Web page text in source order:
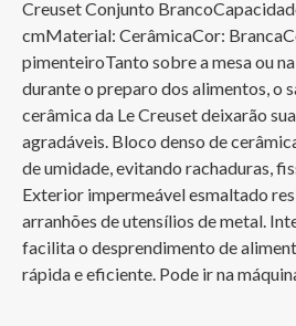
Creuset Conjunto
cmMaterial: CerâmicaCor:
pimenteiroTanto sobre a mesa ou
durante o preparo dos alimentos, o
cerâmica da Le Creuset deixarão
agradáveis. Bloco denso de
de umidade, evitando rachaduras,
Exterior impermeável esmaltado
arranhões de utensílios de metal.
facilita o desprendimento de
rápida e eficiente. Pode ir na